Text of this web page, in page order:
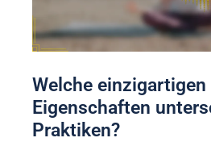
Welche einzigartigen
Eigenschaften
Praktiken?